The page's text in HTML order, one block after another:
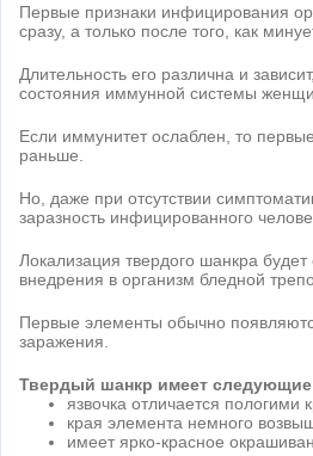
Первые признаки инфицирования
сразу, а только после того, как
Длительность его различна и
состояния иммунной системы
Если иммунитет ослаблен, то
раньше.
Но, даже при отсутствии
заразность инфицированного
Локализация твердого шанкра
внедрения в организм бледной
Первые элементы обычно
заражения.
Твердый шанкр имеет следующие
язвочка отличается
края элемента немного
имеет ярко-красное